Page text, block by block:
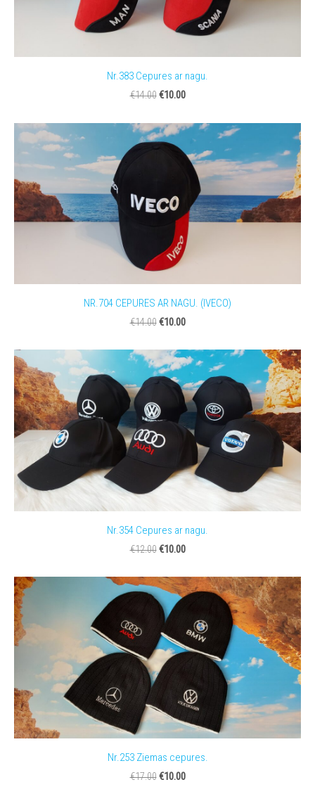
Nr.383 Cepures ar nagu.
€14.00 €10.00
NR.704 CEPURES AR NAGU. (IVECO)
€14.00 €10.00
Nr.354 Cepures ar nagu.
€12.00 €10.00
Nr.253 Ziemas cepures.
€17.00 €10.00